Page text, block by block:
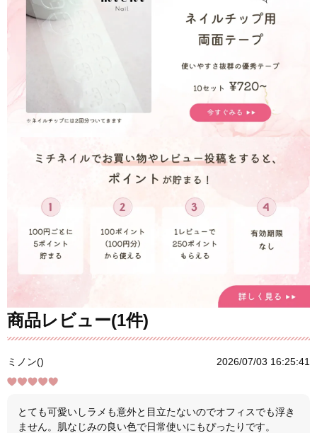
商品レビュー(1件)
ミノン() 2026/07/03 16:25:41
とても可愛いしラメも意外と目立たないのでオフィスでも浮き
ません。肌なじみの良い色で日常使いにもぴったりです。